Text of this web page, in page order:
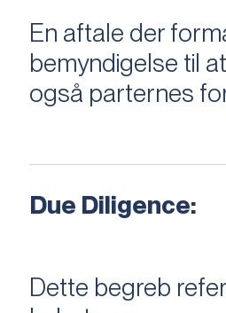
En aftale der
bemyndigelse til
også parternes
Due Diligence:
Dette begreb